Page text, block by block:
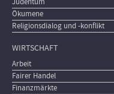
Ökumene
Religionsdialog und -konflikt
WIRTSCHAFT
Arbeit
Fairer Handel
Finanzmärkte